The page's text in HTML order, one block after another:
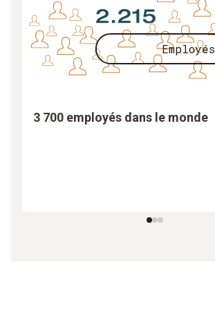
Employés
3 700 employés dans le monde